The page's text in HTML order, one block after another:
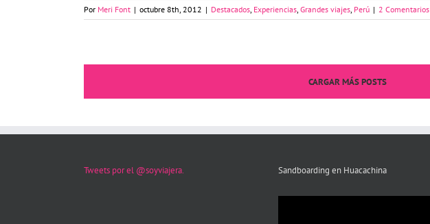
Por Meri Font | octubre 8th, 2012 | Destacados, Experiencias, Grandes viajes, Perú | 2 Comentarios
CARGAR MÁS POSTS
Tweets por el @soyviajera. Sandboarding en Huacachina